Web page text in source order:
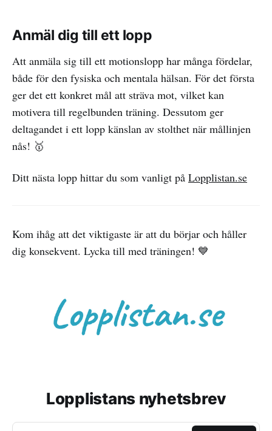
Anmäl dig till ett lopp
Att anmäla sig till ett motionslopp har många fördelar,
både för den fysiska och mentala hälsan. För det första
ger det ett konkret mål att sträva mot, vilket kan
motivera till regelbunden träning. Dessutom ger
deltagandet i ett lopp känslan av stolthet när mållinjen
nås! 🥇
Ditt nästa lopp hittar du som vanligt på Lopplistan.se
Kom ihåg att det viktigaste är att du börjar och håller
dig konsekvent. Lycka till med träningen! 💙
Lopplistans nyhetsbrev